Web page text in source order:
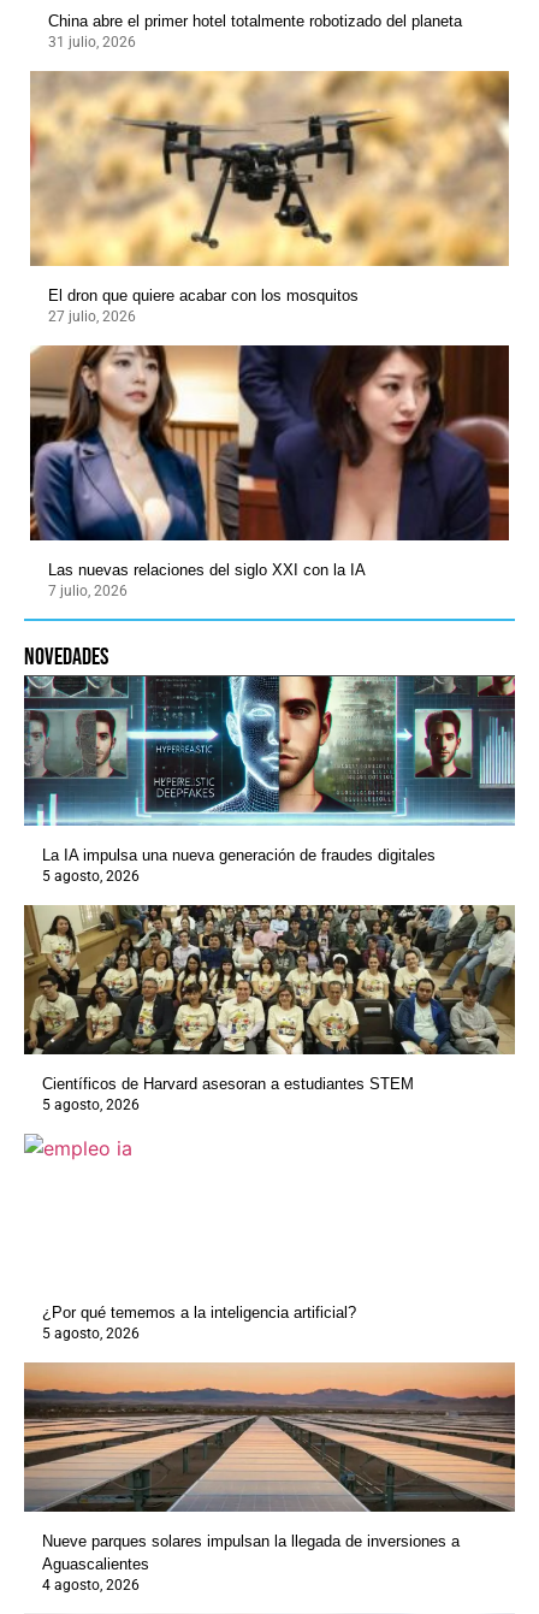
China abre el primer hotel totalmente robotizado del planeta
31 julio, 2026
El dron que quiere acabar con los mosquitos
27 julio, 2026
Las nuevas relaciones del siglo XXI con la IA
7 julio, 2026
novedades
La IA impulsa una nueva generación de fraudes digitales
5 agosto, 2026
Científicos de Harvard asesoran a estudiantes STEM
5 agosto, 2026
¿Por qué tememos a la inteligencia artificial?
5 agosto, 2026
Nueve parques solares impulsan la llegada de inversiones a
Aguascalientes
4 agosto, 2026